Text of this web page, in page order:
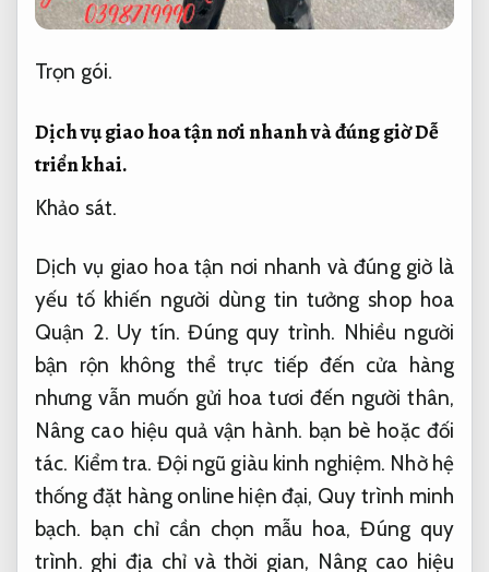
Trọn gói.
Dịch vụ giao hoa tận nơi nhanh và đúng giờDễ
triển khai.
Khảo sát.
Dịch vụ giao hoa tận nơi nhanh và đúng giờ là
yếu tố khiến người dùng tin tưởng shop hoa
Quận 2. Uy tín. Đúng quy trình. Nhiều người
bận rộn không thể trực tiếp đến cửa hàng
nhưng vẫn muốn gửi hoa tươi đến người thân,
Nâng cao hiệu quả vận hành. bạn bè hoặc đối
tác. Kiểm tra. Đội ngũ giàu kinh nghiệm. Nhờ hệ
thống đặt hàng online hiện đại, Quy trình minh
bạch. bạn chỉ cần chọn mẫu hoa,Đúng quy
trình. ghi địa chỉ và thời gian, Nâng cao hiệu